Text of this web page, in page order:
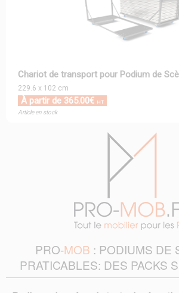
Chariot de transport pour Podium de
229.6 x 102 cm
À partir de 365.00€ HT
Article en stock
PRO-MOB : PODIUMS DE
PRATICABLES: DES PACKS